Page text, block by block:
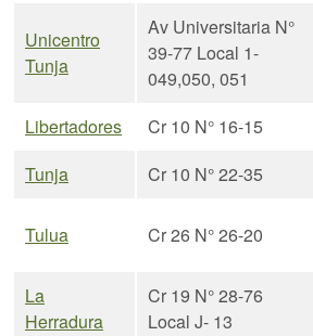
Unicentro
Tunja
Av Universitaria N°
39-77 Local 1-
049,050, 051
Libertadores Cr 10 N° 16-15
Tunja
Cr 10 N° 22-35
Tulua Cr 26 N° 26-20
La
Herradura
Cr 19 N° 28-76
Local J- 13